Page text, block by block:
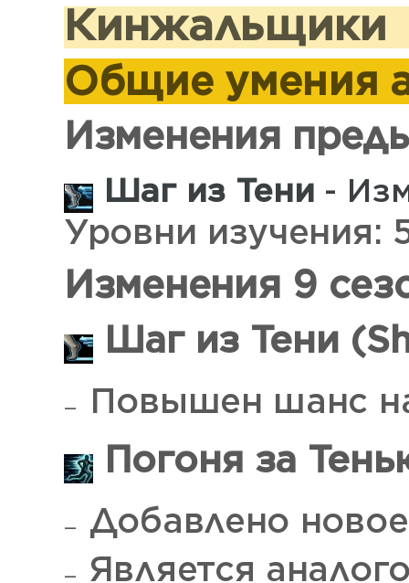
Кинжальщики
Общие умения
Изменения
Шаг из Тени -
Уровни
Изменения 9
Шаг из Тени
Повышен шанс
Погоня за
Добавлено
Является